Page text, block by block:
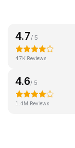
4.7/ 5
47K Reviews
4.6/ 5
1.4M Reviews